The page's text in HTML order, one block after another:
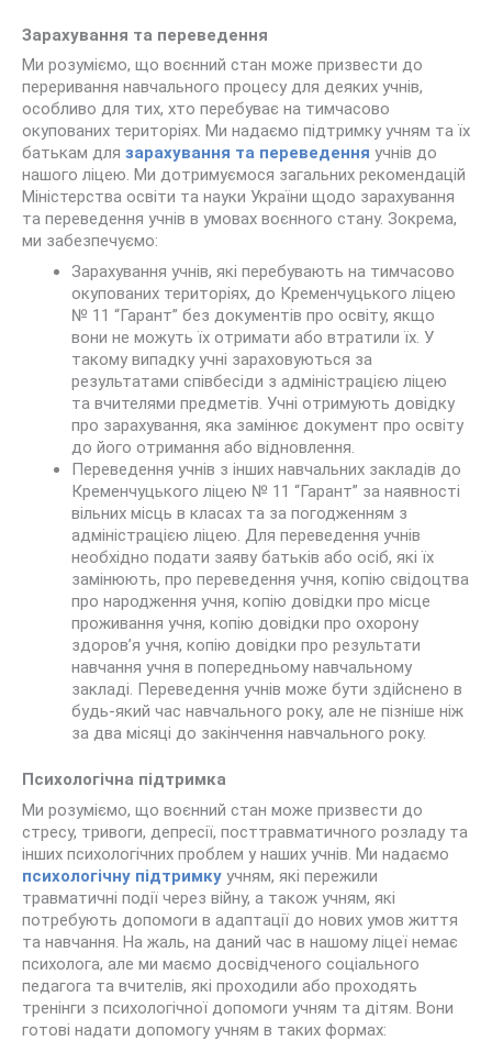
Зарахування та переведення
Ми розуміємо, що воєнний стан може призвести до
переривання навчального процесу для деяких учнів,
особливо для тих, хто перебуває на тимчасово
окупованих територіях. Ми надаємо підтримку учням та їх
батькам для зарахування та переведення учнів до
нашого ліцею. Ми дотримуємося загальних рекомендацій
Міністерства освіти та науки України щодо зарахування
та переведення учнів в умовах воєнного стану. Зокрема,
ми забезпечуємо:
Зарахування учнів, які перебувають на тимчасово
окупованих територіях, до Кременчуцького ліцею
№ 11 “Гарант” без документів про освіту, якщо
вони не можуть їх отримати або втратили їх. У
такому випадку учні зараховуються за
результатами співбесіди з адміністрацією ліцею
та вчителями предметів. Учні отримують довідку
про зарахування, яка замінює документ про освіту
до його отримання або відновлення.
Переведення учнів з інших навчальних закладів до
Кременчуцького ліцею № 11 “Гарант” за наявності
вільних місць в класах та за погодженням з
адміністрацією ліцею. Для переведення учнів
необхідно подати заяву батьків або осіб, які їх
замінюють, про переведення учня, копію свідоцтва
про народження учня, копію довідки про місце
проживання учня, копію довідки про охорону
здоров’я учня, копію довідки про результати
навчання учня в попередньому навчальному
закладі. Переведення учнів може бути здійснено в
будь-який час навчального року, але не пізніше ніж
за два місяці до закінчення навчального року.
Психологічна підтримка
Ми розуміємо, що воєнний стан може призвести до
стресу, тривоги, депресії, посттравматичного розладу та
інших психологічних проблем у наших учнів. Ми надаємо
психологічну підтримку учням, які пережили
травматичні події через війну, а також учням, які
потребують допомоги в адаптації до нових умов життя
та навчання. На жаль, на даний час в нашому ліцеї немає
психолога, але ми маємо досвідченого соціального
педагога та вчителів, які проходили або проходять
тренінги з психологічної допомоги учням та дітям. Вони
готові надати допомогу учням в таких формах: